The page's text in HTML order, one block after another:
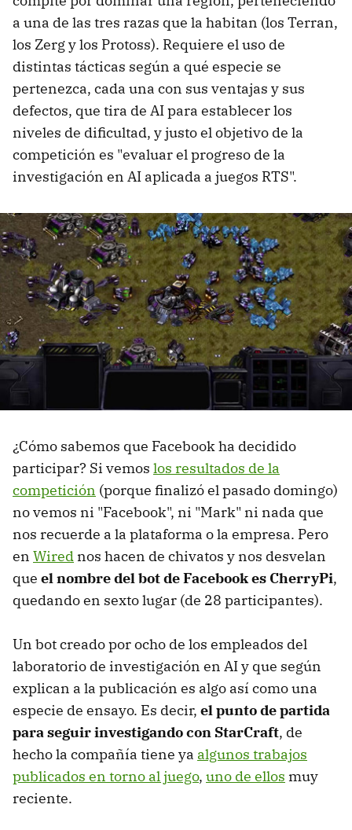
a una de las tres razas que la habitan (los Terran,
los Zerg y los Protoss). Requiere el uso de
distintas tácticas según a qué especie se
pertenezca, cada una con sus ventajas y sus
defectos, que tira de AI para establecer los
niveles de dificultad, y justo el objetivo de la
competición es "evaluar el progreso de la
investigación en AI aplicada a juegos RTS".
¿Cómo sabemos que Facebook ha decidido
participar? Si vemos los resultados de la
competición (porque finalizó el pasado domingo)
no vemos ni "Facebook", ni "Mark" ni nada que
nos recuerde a la plataforma o la empresa. Pero
en Wired nos hacen de chivatos y nos desvelan
que el nombre del bot de Facebook es CherryPi,
quedando en sexto lugar (de 28 participantes).
Un bot creado por ocho de los empleados del
laboratorio de investigación en AI y que según
explican a la publicación es algo así como una
especie de ensayo. Es decir, el punto de partida
para seguir investigando con StarCraft, de
hecho la compañía tiene ya algunos trabajos
publicados en torno al juego, uno de ellos muy
reciente.